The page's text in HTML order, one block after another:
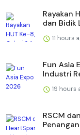
Rayakan
dan Bidik
11 hours
Fun Asia
Industri
19 hours
RSCM